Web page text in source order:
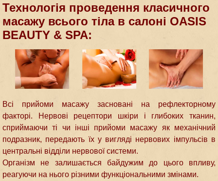
Технологія проведення класичного
масажу всього тіла в салоні OASIS
BEAUTY & SPA:
Всі прийоми масажу засновані на рефлекторному
факторі. Нервові рецептори шкіри і глибоких тканин,
сприймаючи ті чи інші прийоми масажу як механічний
подразник, передають їх у вигляді нервових імпульсів в
центральні відділи нервової системи.
Організм не залишається байдужим до цього впливу,
реагуючи на нього різними функціональними змінами.